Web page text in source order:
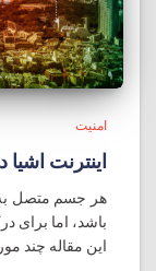
امنیت
اینترنت اشیا
هر جسم متصل به
باشد، اما برای
این مقاله چند